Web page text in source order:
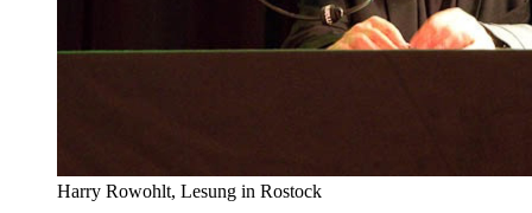
Harry Rowohlt, Lesung in Rostock